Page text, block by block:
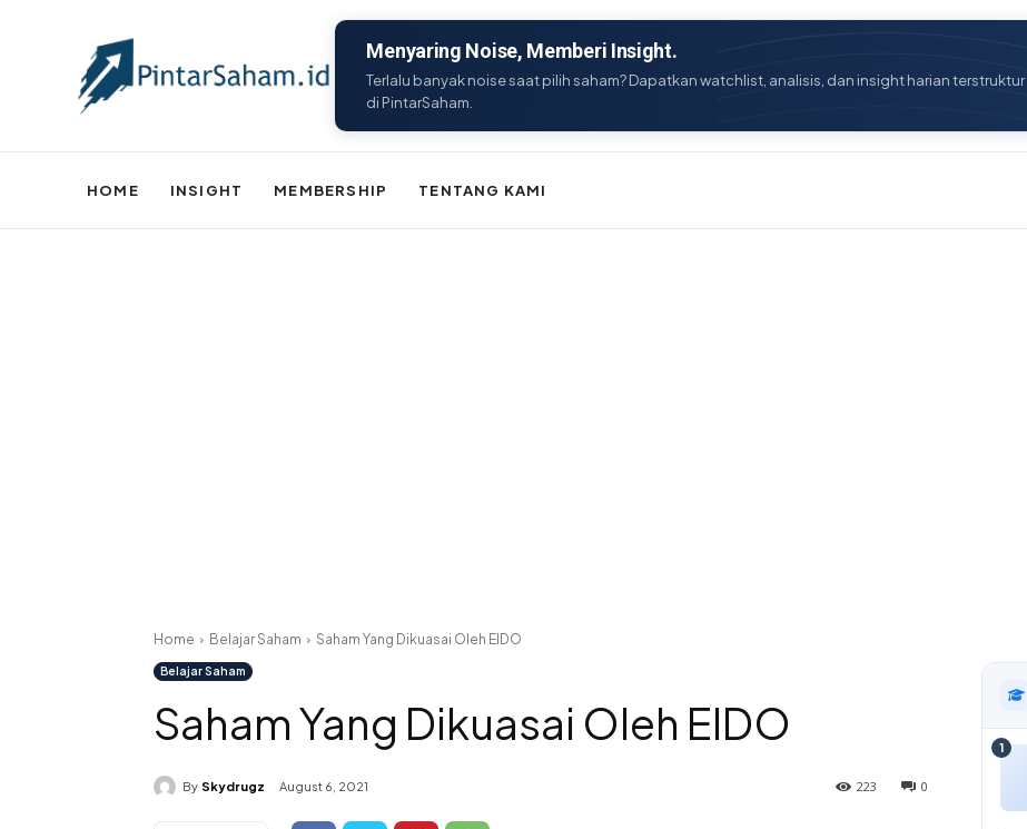
Menyaring Noise, Memberi Insight.
Terlalu banyak noise saat pilih saham? Dapatkan watchlist, analisis, dan insight harian terstruktur
di PintarSaham.
HOME INSIGHT MEMBERSHIP TENTANG KAMI
Home Belajar Saham Saham Yang Dikuasai Oleh EIDO
Belajar Saham
Saham Yang Dikuasai Oleh EIDO
By Skydrugz August 6, 2021 0
223
1